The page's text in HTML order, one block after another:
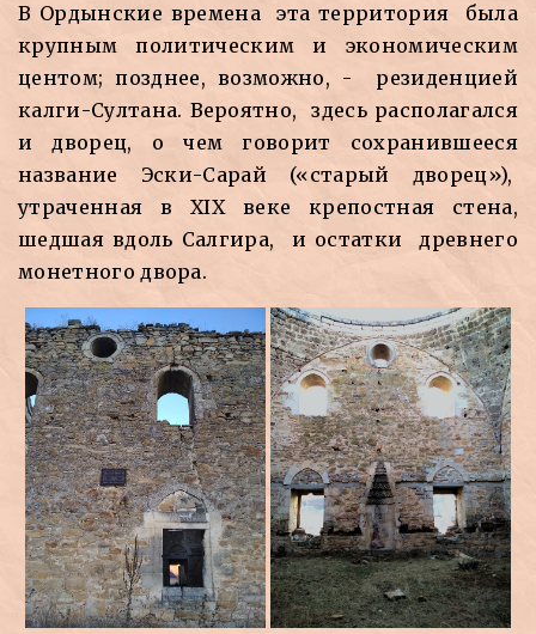
В Ордынские времена эта территория была
крупным политическим и экономическим
центом; позднее, возможно, - резиденцией
калги-Султана. Вероятно, здесь располагался
и дворец, о чем говорит сохранившееся
название Эски-Сарай («старый дворец»),
утраченная в XIX веке крепостная стена,
шедшая вдоль Салгира, и остатки древнего
монетного двора.